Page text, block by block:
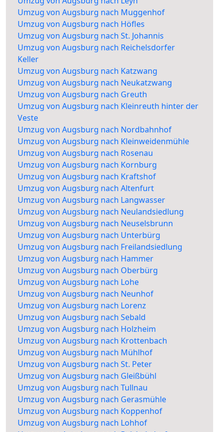
Umzug von Augsburg nach Muggenhof
Umzug von Augsburg nach Höfles
Umzug von Augsburg nach St. Johannis
Umzug von Augsburg nach Reichelsdorfer
Keller
Umzug von Augsburg nach Katzwang
Umzug von Augsburg nach Neukatzwang
Umzug von Augsburg nach Greuth
Umzug von Augsburg nach Kleinreuth hinter der
Veste
Umzug von Augsburg nach Nordbahnhof
Umzug von Augsburg nach Kleinweidenmühle
Umzug von Augsburg nach Rosenau
Umzug von Augsburg nach Kornburg
Umzug von Augsburg nach Kraftshof
Umzug von Augsburg nach Altenfurt
Umzug von Augsburg nach Langwasser
Umzug von Augsburg nach Neulandsiedlung
Umzug von Augsburg nach Neuselsbrunn
Umzug von Augsburg nach Unterbürg
Umzug von Augsburg nach Freilandsiedlung
Umzug von Augsburg nach Hammer
Umzug von Augsburg nach Oberbürg
Umzug von Augsburg nach Lohe
Umzug von Augsburg nach Neunhof
Umzug von Augsburg nach Lorenz
Umzug von Augsburg nach Sebald
Umzug von Augsburg nach Holzheim
Umzug von Augsburg nach Krottenbach
Umzug von Augsburg nach Mühlhof
Umzug von Augsburg nach St. Peter
Umzug von Augsburg nach Gleißbühl
Umzug von Augsburg nach Tullnau
Umzug von Augsburg nach Gerasmühle
Umzug von Augsburg nach Koppenhof
Umzug von Augsburg nach Lohhof